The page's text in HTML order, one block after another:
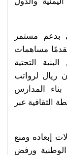
بدعم مستمر
مساهمات
التحتية
حيث تبرع بـ72 مليون ريال لرواتب
بناء المدارس
الثقافية عبر
إبعاده ومنع
ورفض